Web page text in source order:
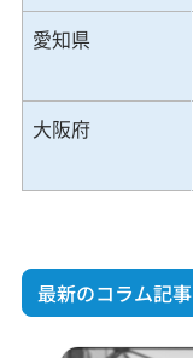
愛知県
大阪府
最新のコラム記事